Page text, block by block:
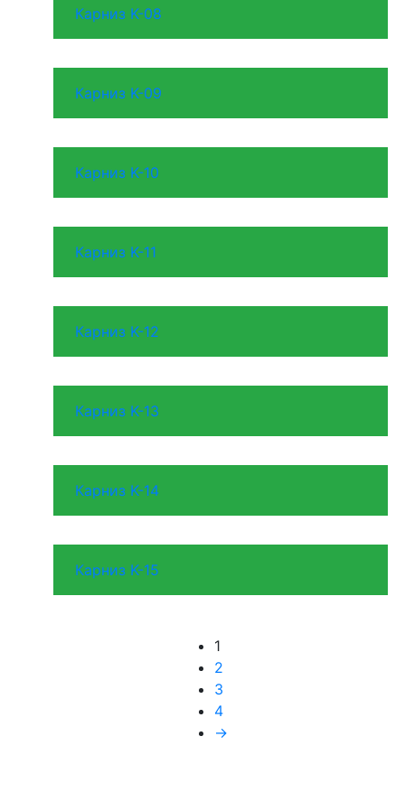
Карниз K-08
Карниз K-09
Карниз K-10
Карниз K-11
Карниз K-12
Карниз K-13
Карниз K-14
Карниз K-15
1
2
3
4
→